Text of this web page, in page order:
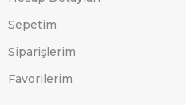
Sepetim
Siparişlerim
Favorilerim